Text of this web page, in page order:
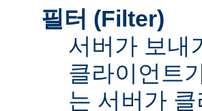
필터 (Filter)
서버가 보내
클라이언트
는 서버가